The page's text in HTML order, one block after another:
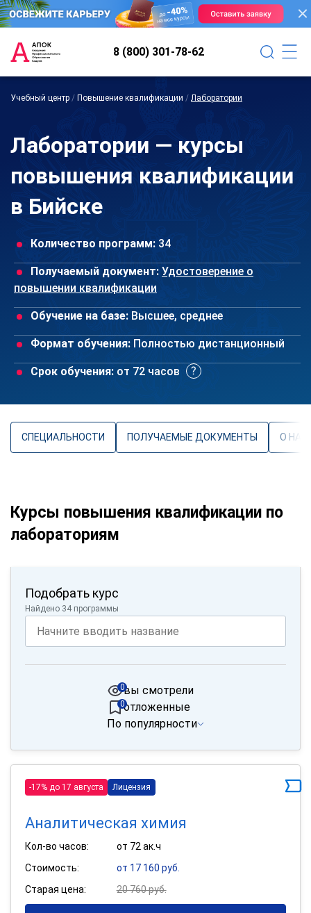
8 (800) 301-78-62
Учебный центр / Повышение квалификации / Лаборатории
Лаборатории — курсы
повышения квалификации
в Бийске
Количество программ: 34
Получаемый документ: Удостоверение о
повышении квалификации
Обучение на базе: Высшее, среднее
Формат обучения: Полностью дистанционный
Срок обучения: от 72 часов
СПЕЦИАЛЬНОСТИ ПОЛУЧАЕМЫЕ ДОКУМЕНТЫ О
Курсы повышения квалификации по
лабораториям
Подобрать курс
Найдено 34 программы
вы смотрели
0
отложенные
0
По популярности
-17% до 17 августа Лицензия
Аналитическая химия
Кол-во часов:
от 72 ак.ч
Стоимость:
от 17 160 руб.
Старая цена:
20 760 руб.